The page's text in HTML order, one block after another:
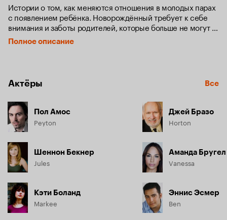
Истории о том, как меняются отношения в молодых парах
с появлением ребёнка. Новорождённый требует к себе
внимания и заботы родителей, которые больше не могут
как и раньше принадлежать только друг другу. Матери из
успешных и красивых женщин превращаются в
малыш, а муж и секс отходят на второй план…
Полное описание
Актёры Все
Пол Амос
Peyton
Шеннон Бекнер
Jules
Кэти Боланд
Markee
Джей Бразо
Horton
Аманда Бругел
Vanessa
Эннис Эсмер
Ben